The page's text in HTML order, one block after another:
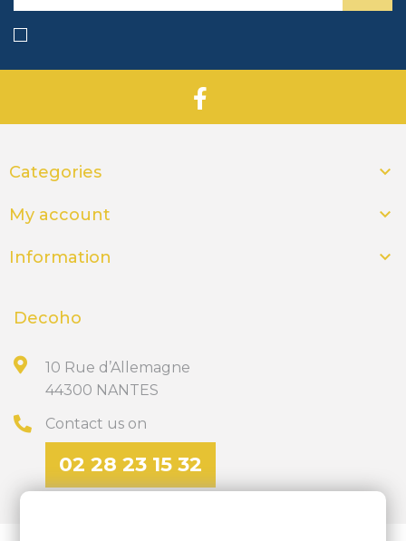
Categories 
My account 
Information 
Decoho
10 Rue d’Allemagne
44300 NANTES
Contact us on
02 28 23 15 32